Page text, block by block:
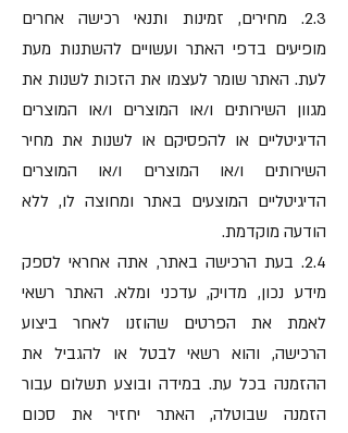
2.3. מחירים, זמינות ותנאי רכישה אחרים
מופיעים בדפי האתר ועשויים להשתנות מעת
לעת. האתר שומר לעצמו את הזכות לשנות את
מגוון השירותים ו/או המוצרים ו/או המוצרים
הדיגיטליים או להפסיקם או לשנות את מחיר
השירותים ו/או המוצרים ו/או המוצרים
הדיגיטליים המוצעים באתר ומחוצה לו, ללא
הודעה מוקדמת.
2.4. בעת הרכישה באתר, אתה אחראי לספק
מידע נכון, מדויק, עדכני ומלא. האתר רשאי
לאמת את הפרטים שהוזנו לאחר ביצוע
הרכישה, והוא רשאי לבטל או להגביל את
ההזמנה בכל עת. במידה ובוצע תשלום עבור
הזמנה שבוטלה, האתר יחזיר את סכום